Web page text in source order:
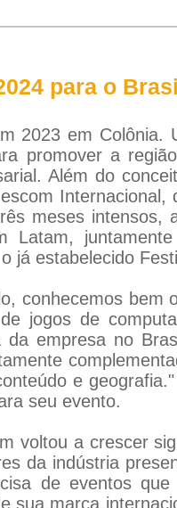
para o
2023 em
promover a
Além do
meses intensos,
Latam,
já estabelecido
conhecemos
jogos de
da empresa no
e
seu evento.
voltou a crescer
da indústria
de eventos
sua marca